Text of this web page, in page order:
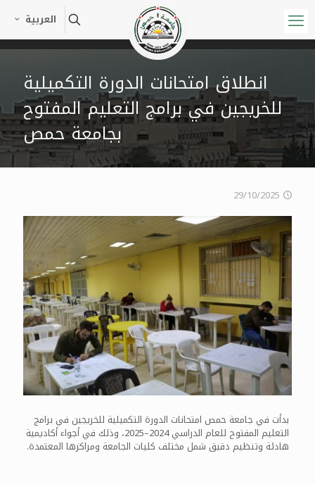
العربية
انطلاق امتحانات الدورة التكميلية
للخريجين في برامج التعليم المفتوح
بجامعة حمص
29/10/2025
بدأت في جامعة حمص امتحانات الدورة التكميلية للخريجين في برامج
التعليم المفتوح للعام الدراسي 2024–2025، وذلك في أجواء أكاديمية
هادئة وتنظيم دقيق شمل مختلف كليات الجامعة ومراكزها المعتمدة.